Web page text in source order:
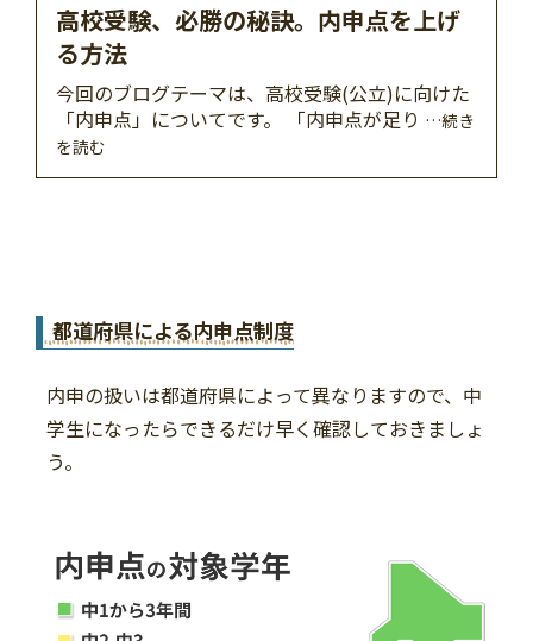
高校受験、必勝の秘訣。内申点を上げ
る方法
今回のブログテーマは、高校受験(公立)に向けた
「内申点」についてです。 「内申点が足り …続き
を読む
都道府県による内申点制度
内申の扱いは都道府県によって異なりますので、中
学生になったらできるだけ早く確認しておきましょ
う。